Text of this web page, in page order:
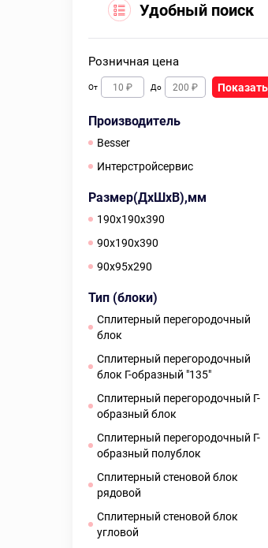
Удобный поиск
Розничная цена
От До Показать
Производитель
Besser
Интерстройсервис
Размер(ДхШхВ),мм
190х190х390
90х190х390
90х95х290
Тип (блоки)
Сплитерный перегородочный
блок
Сплитерный перегородочный
блок Г-образный "135"
Сплитерный перегородочный Г-
образный блок
Сплитерный перегородочный Г-
образный полублок
Сплитерный стеновой блок
рядовой
Сплитерный стеновой блок
угловой